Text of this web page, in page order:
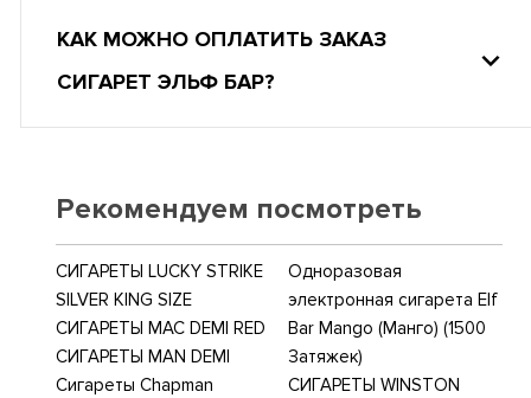
КАК МОЖНО ОПЛАТИТЬ ЗАКАЗ
СИГАРЕТ ЭЛЬФ БАР?
Рекомендуем посмотреть
СИГАРЕТЫ LUCKY STRIKE
SILVER KING SIZE
СИГАРЕТЫ MAC DEMI RED
СИГАРЕТЫ MAN DEMI
Сигареты Chapman
Одноразовая
электронная сигарета Elf
Bar Mango (Манго) (1500
Затяжек)
СИГАРЕТЫ WINSTON